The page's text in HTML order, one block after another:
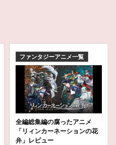
ファンタジーアニメ一覧
全編総集編の腐ったアニメ
「リィンカーネーションの花
弁」レビュー